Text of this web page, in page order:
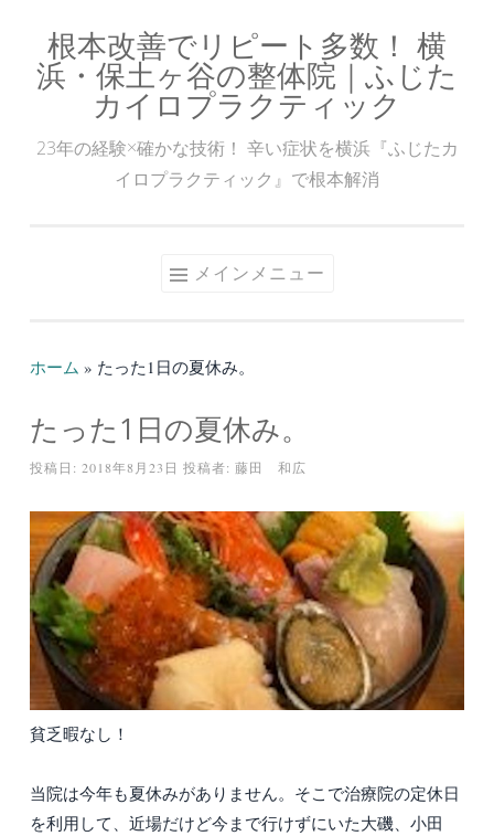
ン
根本改善でリピート多数！ 横
浜・保土ヶ谷の整体院｜ふじた
カイロプラクティック
23年の経験×確かな技術！ 辛い症状を横浜『ふじたカ
イロプラクティック』で根本解消
メインメニュー
ホーム » たった1日の夏休み。
たった1日の夏休み。
投稿日: 2018年8月23日 投稿者: 藤田 和広
貧乏暇なし！
当院は今年も夏休みがありません。そこで治療院の定休日
を利用して、近場だけど今まで行けずにいた大磯、小田